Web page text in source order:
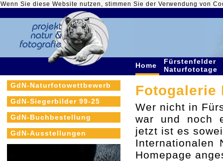
Wenn Sie diese Website nutzen, stimmen Sie der Verwendung von
Home
Fürstenfelder
Naturfototage
GdN-Naturfotowettbewerb
GdN-Siegerbilder 99-25
GdN-Buchbestellung
GdN-Ausstellungen
Fotogalerie
Wer nicht in
war und noch
jetzt ist es
Internationalen
Homepage